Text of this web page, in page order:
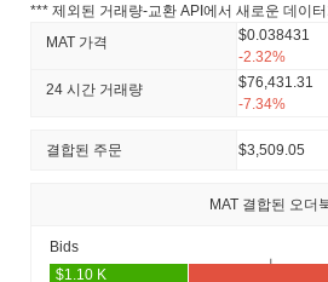
*** 제외된 거래량-교환 API에서 새로운 데이
MAT 가격
$0.038431
-2.32%
24 시간 거래량
$76,431.31
-7.34%
결합된 주문 $3,509.05
MAT 결합된 오더
Bids